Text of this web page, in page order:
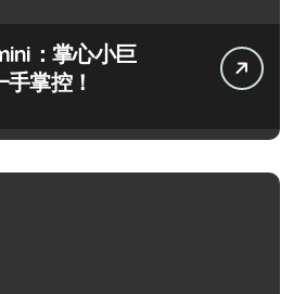
：掌心小巨
掌控！